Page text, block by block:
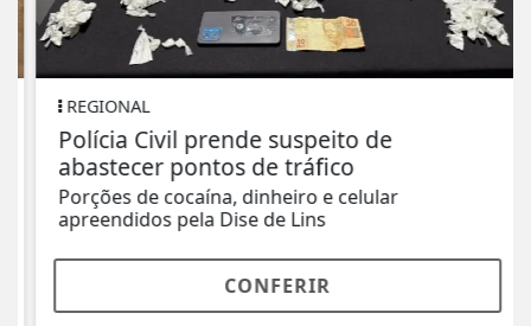
REGIONAL
Polícia Civil prende suspeito de
abastecer pontos de tráfico
Porções de cocaína, dinheiro e celular
apreendidos pela Dise de Lins
CONFERIR